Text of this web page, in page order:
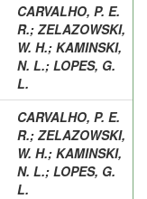
CARVALHO, P. E.
R.; ZELAZOWSKI,
W. H.; KAMINSKI,
N. L.; LOPES, G.
L.
CARVALHO, P. E.
R.; ZELAZOWSKI,
W. H.; KAMINSKI,
N. L.; LOPES, G.
L.